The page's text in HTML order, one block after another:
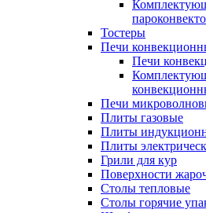
Тостеры
Печи
Печи
Печи
Плиты газовые
Плиты
Плиты
Грили для кур
Поверхности
Столы тепловые
Столы горячие